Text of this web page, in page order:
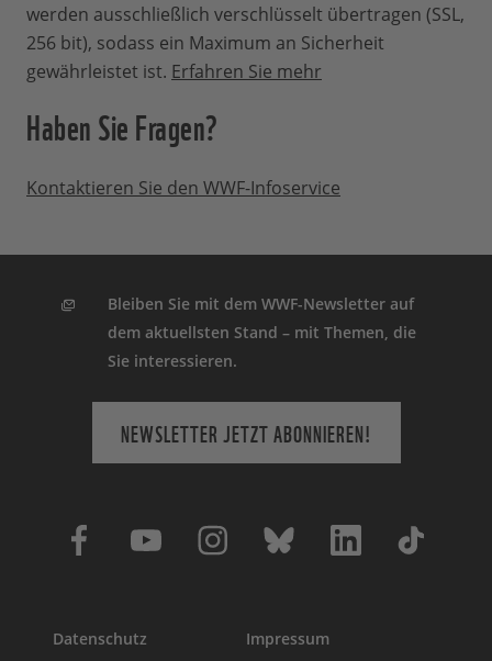
werden ausschließlich verschlüsselt übertragen (SSL,
256 bit), sodass ein Maximum an Sicherheit
gewährleistet ist. Erfahren Sie mehr
Haben Sie Fragen?
Kontaktieren Sie den WWF-Infoservice
Bleiben Sie mit dem WWF-Newsletter auf
dem aktuellsten Stand – mit Themen, die
Sie interessieren.
NEWSLETTER JETZT ABONNIEREN!
Datenschutz Impressum